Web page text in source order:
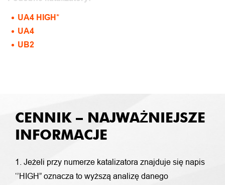
UA4 HIGH*
UA4
UB2
CENNIK – NAJWAŻNIEJSZE
INFORMACJE
1. Jeżeli przy numerze katalizatora znajduje się napis
‘’HIGH” oznacza to wyższą analizę danego